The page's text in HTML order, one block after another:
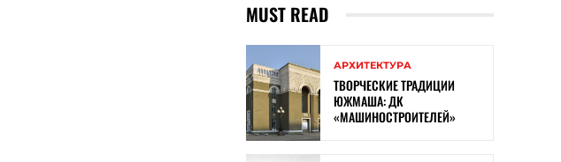
MUST READ
АРХИТЕКТУРА
ТВОРЧЕСКИЕ ТРАДИЦИИ
ЮЖМАША: ДК
«МАШИНОСТРОИТЕЛЕЙ»